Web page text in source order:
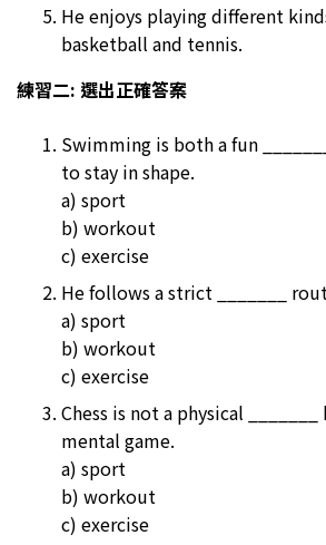
He enjoys playing different
basketball and tennis.
練習二: 選出正確答案
Swimming is both a fun
to stay in shape.
a) sport
b) workout
c) exercise
He follows a strict _______
a) sport
b) workout
c) exercise
Chess is not a physical
mental game.
a) sport
b) workout
c) exercise